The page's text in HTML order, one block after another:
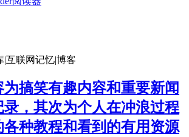
|互联网记忆|博客
搞笑有趣内容和重要新闻
录，其次为个人在冲浪过程
各种教程和看到的有用资源